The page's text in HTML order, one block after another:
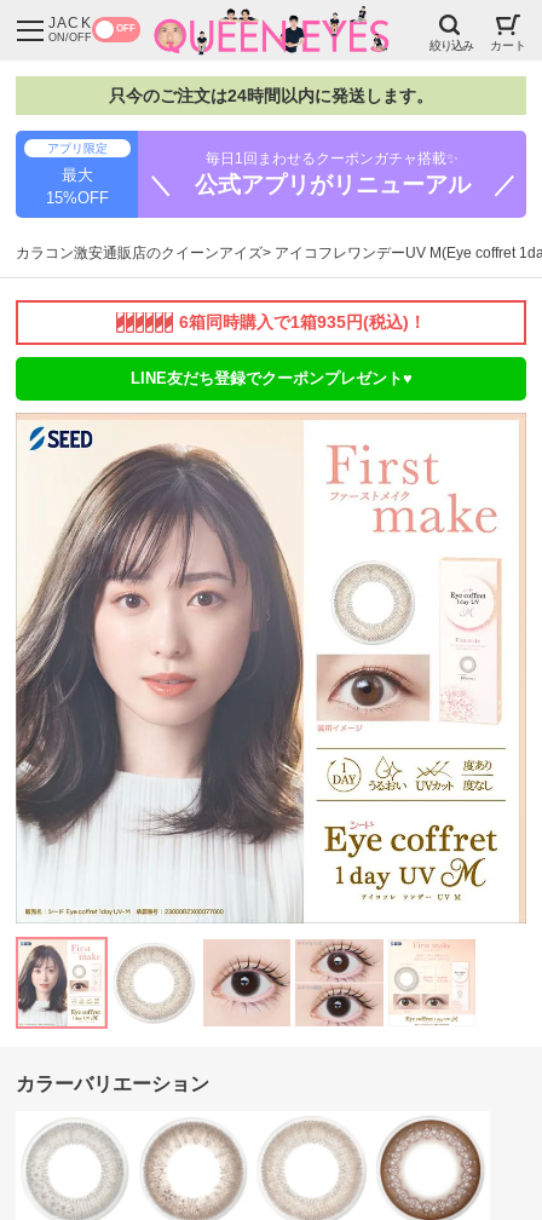
JACK
ON/OFF
OFF
絞り込み カート
只今のご注文は24時間以内に発送します。
アプリ限定
最大
15%OFF
毎日1回まわせるクーポンガチャ搭載✨
＼ 公式アプリがリニューアル ／
カラコン激安通販店のクイーンアイズ アイコフレワンデーUV M(Eye coffret
6箱同時購入で1箱935円(税込)！
LINE友だち登録でクーポンプレゼント♥
カラーバリエーション